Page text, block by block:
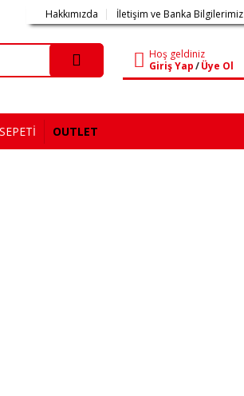
Hakkımızda İletişim ve Banka Bilgilerimiz
Hoş geldiniz
Giriş Yap/Üye Ol
OUTLET